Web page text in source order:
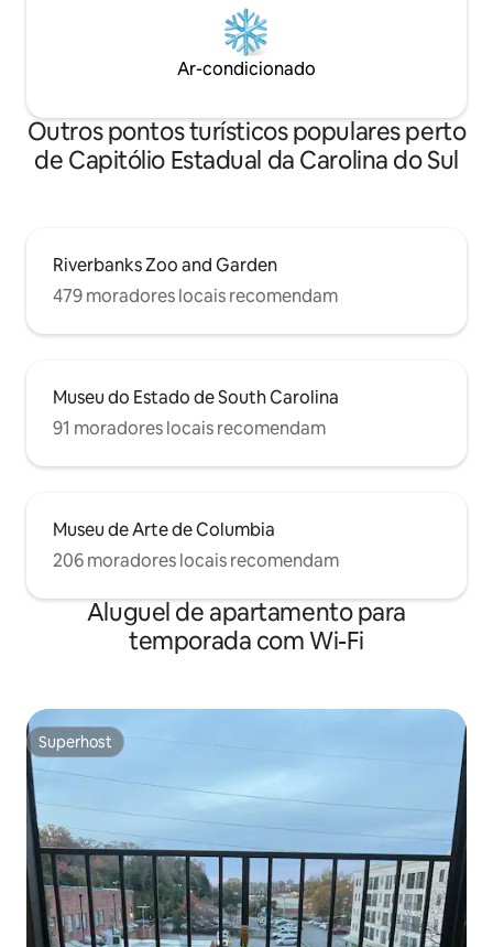
Ar-condicionado
Outros pontos turísticos populares perto
de Capitólio Estadual da Carolina do Sul
Riverbanks Zoo and Garden
479 moradores locais recomendam
Museu do Estado de South Carolina
91 moradores locais recomendam
Museu de Arte de Columbia
206 moradores locais recomendam
Aluguel de apartamento para
temporada com Wi-Fi
Superhost
Superhost